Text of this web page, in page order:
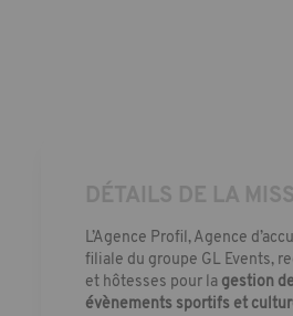
L’Agence Profil, Agence
filiale du groupe GL Events,
et hôtesses pour la gestion
évènements sportifs et